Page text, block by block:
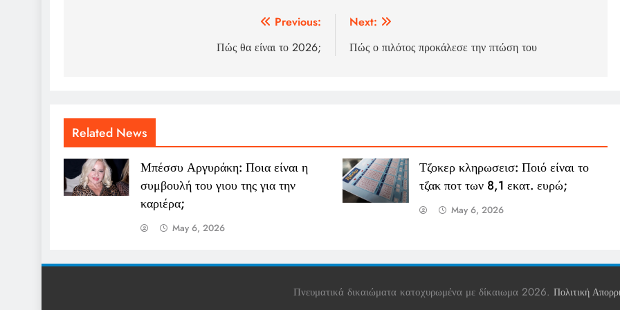
Previous:
Πώς θα είναι το 2026;
Next:
Πώς ο πιλότος προκάλεσε την πτώση του
Related News
Μπέσσυ Αργυράκη: Ποια είναι η
συμβουλή του γιου της για την
καριέρα;
May 6, 2026
Τζοκερ κληρωσεισ: Ποιό είναι το
τζακ ποτ των 8,1 εκατ. ευρώ;
May 6, 2026
Πνευματικά δικαιώματα κατοχυρωμένα με δίκαιωμα 2026. Πολιτική